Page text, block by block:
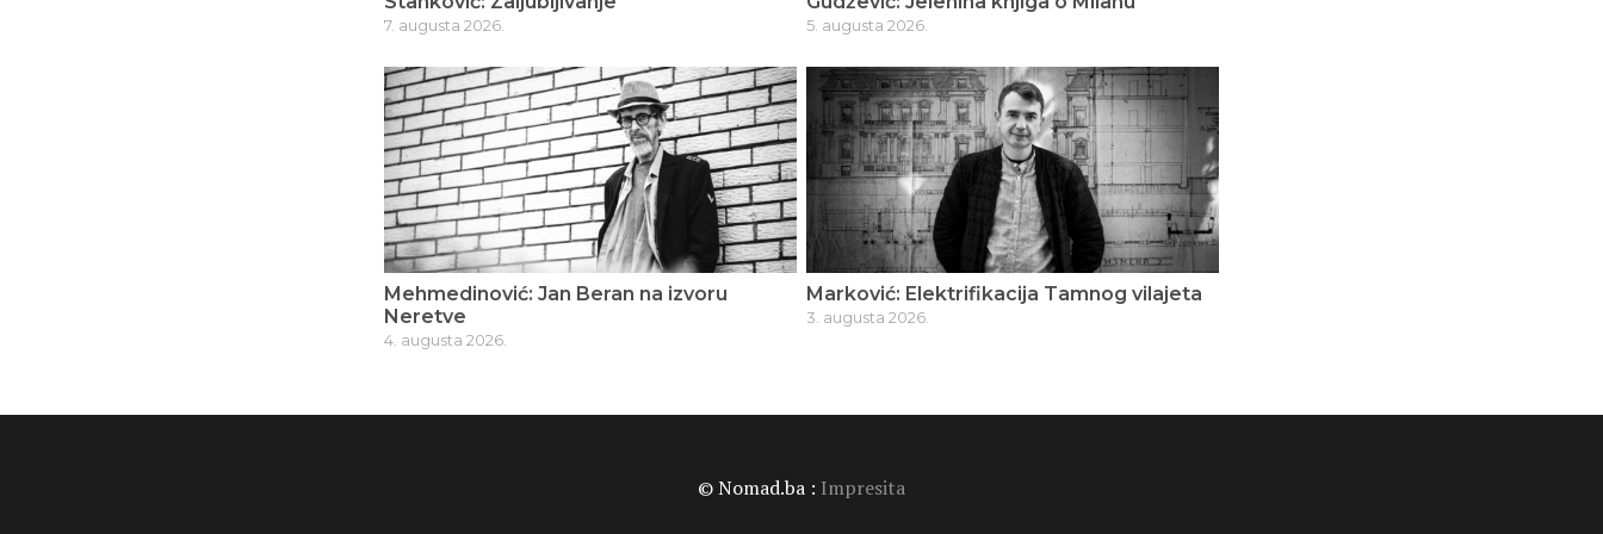
7. augusta 2026. 5. augusta 2026.
Mehmedinović: Jan Beran na izvoru
Neretve
4. augusta 2026.
Marković: Elektrifikacija Tamnog vilajeta
3. augusta 2026.
© Nomad.ba : Impresita